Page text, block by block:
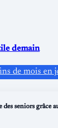
demain
de mois en
seniors grâce